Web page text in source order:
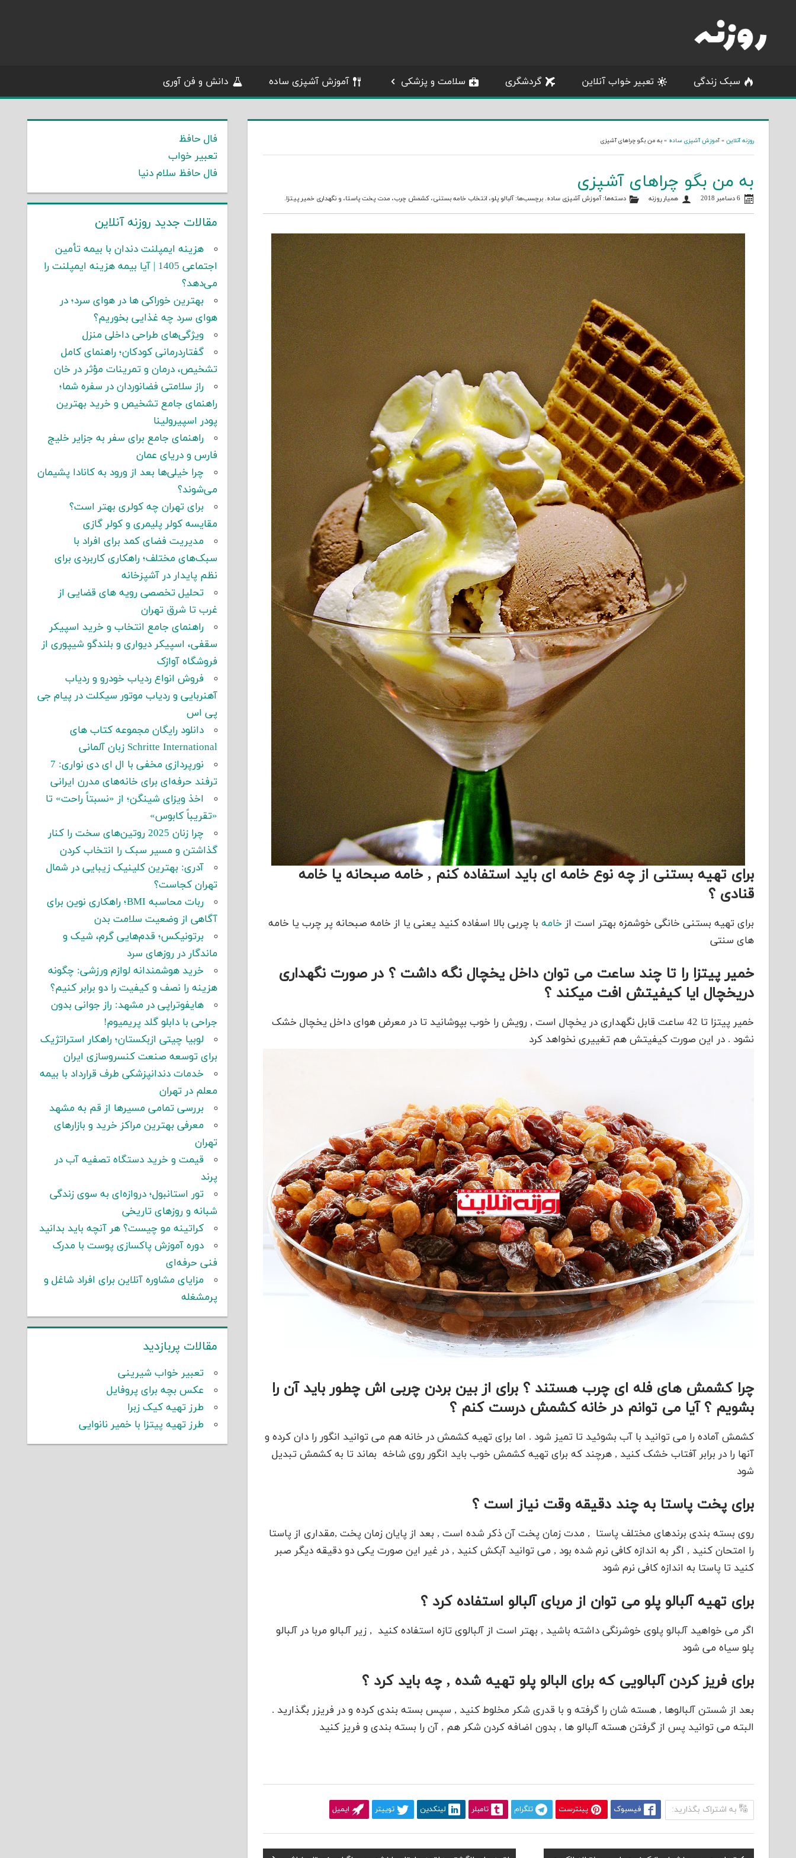
content
سبک زندگی تعبیر خواب آنلاین گردشگری سلامت و پزشکی آموزش آشپزی ساده دانش و فن آوری
روزنه آنلاین »آموزش آشپزی ساده »به من بگو چراهای آشپزی
به من بگو چراهای آشپزی
6 دسامبر 2018 همیار روزنه دسته‌ها:آموزش آشپزی ساده. برچسب‌ها:آلبالو پلو، انتخاب خامه بستنی،کشمش چرب، مدت پخت پاستا، ونگهداری خمیر پیتزا.
برای تهیه بستنی از چه نوع خامه ای باید استفاده کنم , خامه صبحانه یا خامه
قنادی ؟
برای تهیه بستنی خانگی خوشمزه بهتر است از خامه با چربی بالا اسفاده کنید یعنی یا از خامه صبحانه پر چرب یا خامه
های سنتی
خمیر پیتزا را تا چند ساعت می توان داخل یخچال نگه داشت ؟ در صورت نگهداری
دریخچال ایا کیفیتش افت میکند ؟
خمیر پیتزا تا 42 ساعت قابل نگهداری در یخچال است , رویش را خوب بپوشانید تا در معرض هوای داخل یخچال خشک
نشود . در این صورت کیفیتش هم تغییری نخواهد کرد
چرا کشمش های فله ای چرب هستند ؟ برای از بین بردن چربی اش چطور باید آن را
بشویم ؟ آیا می توانم در خانه کشمش درست کنم ؟
کشمش آماده را می توانید با آب بشوئید تا تمیز شود . اما برای تهیه کشمش در خانه هم می توانید انگور را دان کرده و
آنها را در برابر آفتاب خشک کنید , هرچند که برای تهیه کشمش خوب باید انگور روی شاخه بماند تا به کشمش تبدیل
شود
برای پخت پاستا به چند دقیقه وقت نیاز است ؟
روی بسته بندی برندهای مختلف پاستا , مدت زمان پخت آن ذکر شده است , بعد از پایان زمان پخت ,مقداری از پاستا
را امتحان کنید , اگر به اندازه کافی نرم شده بود , می توانید آبکش کنید , در غیر این صورت یکی دو دقیقه دیگر صبر
کنید تا پاستا به اندازه کافی نرم شود
برای تهیه آلبالو پلو می توان از مربای آلبالو استفاده کرد ؟
اگر می خواهید آلبالو پلوی خوشرنگی داشته باشید , بهتر است از آلبالوی تازه استفاده کنید , زیر آلبالو مربا در آلبالو
پلو سیاه می شود
برای فریز کردن آلبالویی که برای البالو پلو تهیه شده , چه باید کرد ؟
بعد از شستن آلبالوها , هسته شان را گرفته و با قدری شکر مخلوط کنید , سپس بسته بندی کرده و در فریزر بگذارید .
البته می توانید پس از گرفتن هسته آلبالو ها , بدون اضافه کردن شکر هم , آن را بسته بندی و فریز کنید
به اشتراک بگذارید: فیسبوک پینترست تلگرام تامبلر لینکدین توییتر ایمیل
فال حافظ
تعبیر خواب
فال حافظ سلام دنیا
مقالات جدید روزنه آنلاین
هزینه ایمپلنت دندان با بیمه تأمین
اجتماعی 1405 | آیا بیمه هزینه ایمپلنت را
می‌دهد؟
بهترین خوراکی ها در هوای سرد؛ در
هوای سرد چه غذایی بخوریم؟
ویژگی‌های طراحی داخلی منزل
گفتاردرمانی کودکان؛ راهنمای کامل
تشخیص، درمان و تمرینات مؤثر در خان
راز سلامتی فضانوردان در سفره شما؛
راهنمای جامع تشخیص و خرید بهترین
پودر اسپیرولینا
راهنمای جامع برای سفر به جزایر خلیج
فارس و دریای عمان
چرا خیلی‌ها بعد از ورود به کانادا پشیمان
می‌شوند؟
برای تهران چه کولری بهتر است؟
مقایسه کولر پلیمری و کولر گازی
مدیریت فضای کمد برای افراد با
سبک‌های مختلف؛ راهکاری کاربردی برای
نظم پایدار در آشپزخانه
تحلیل تخصصی رویه های قضایی از
غرب تا شرق تهران
راهنمای جامع انتخاب و خرید اسپیکر
سقفی، اسپیکر دیواری و بلندگو شیپوری از
فروشگاه آوازک
فروش انواع ردیاب خودرو و ردیاب
آهنربایی و ردیاب موتور سیکلت در پیام جی
پی اس
دانلود رایگان مجموعه کتاب های
Schritte International زبان آلمانی
نورپردازی مخفی با ال ای دی نواری: 7
ترفند حرفه‌ای برای خانه‌های مدرن ایرانی
اخذ ویزای شینگن؛ از «نسبتاً راحت» تا
«تقریباً کابوس»
چرا زنان 2025 روتین‌های سخت را کنار
گذاشتن و مسیر سبک را انتخاب کردن
آدری: بهترین کلینیک زیبایی در شمال
تهران کجاست؟
ربات محاسبه BMI؛ راهکاری نوین برای
آگاهی از وضعیت سلامت بدن
برتونیکس؛ قدم‌هایی گرم، شیک و
ماندگار در روزهای سرد
خرید هوشمندانه لوازم ورزشی: چگونه
هزینه را نصف و کیفیت را دو برابر کنیم؟
هایفوتراپی در مشهد: راز جوانی بدون
جراحی با دابلو گلد پریمیوم!
لوبیا چیتی ازبکستان؛ راهکار استراتژیک
برای توسعه صنعت کنسروسازی ایران
خدمات دندانپزشکی طرف قرارداد با بیمه
معلم در تهران
بررسی تمامی مسیرها از قم به مشهد
معرفی بهترین مراکز خرید و بازارهای
تهران
قیمت و خرید دستگاه تصفیه آب در
پرند
تور استانبول؛ دروازه‌ای به سوی زندگی
شبانه و روزهای تاریخی
کراتینه مو چیست؟ هر آنچه باید بدانید
دوره آموزش پاکسازی پوست با مدرک
فنی حرفه‌ای
مزایای مشاوره آنلاین برای افراد شاغل و
پرمشغله
مقالات پربازدید
تعبیر خواب شیرینی
عکس بچه برای پروفایل
طرز تهیه کیک زبرا
طرز تهیه پیتزا با خمیر نانوایی